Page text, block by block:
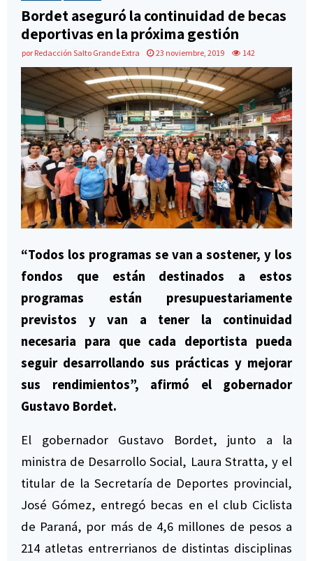
Bordet aseguró la continuidad de becas
deportivas en la próxima gestión
por Redacción Salto Grande Extra 23 noviembre, 2019 142
“Todos los programas se van a sostener, y los
fondos que están destinados a estos
programas están presupuestariamente
previstos y van a tener la continuidad
necesaria para que cada deportista pueda
seguir desarrollando sus prácticas y mejorar
sus rendimientos”, afirmó el gobernador
Gustavo Bordet.
El gobernador Gustavo Bordet, junto a la
ministra de Desarrollo Social, Laura Stratta, y el
titular de la Secretaría de Deportes provincial,
José Gómez, entregó becas en el club Ciclista
de Paraná, por más de 4,6 millones de pesos a
214 atletas entrerrianos de distintas disciplinas